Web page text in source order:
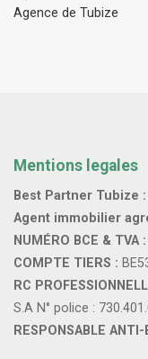
Agence de Tubize
Mentions legales
Best Partner Tubize :
Agent immobilier
NUMÉRO BCE & TVA :
COMPTE TIERS :
RC
S.A N° police :
RESPONSABLE